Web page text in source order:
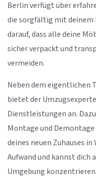
Berlin verfügt über
die sorgfältig mit deinem
darauf, dass alle deine
sicher verpackt und
vermeiden.
Neben dem eigentlichen
bietet der
Dienstleistungen an.
Montage und
deines neuen Zuhauses
Aufwand und kannst dich
Umgebung konzentrieren.